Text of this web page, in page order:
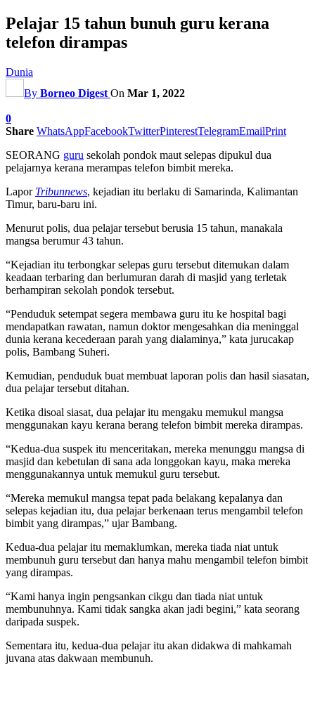
Pelajar 15 tahun bunuh guru kerana
telefon dirampas
Dunia
By Borneo Digest On Mar 1, 2022
0
Share WhatsAppFacebookTwitterPinterestTelegramEmailPrint
SEORANG guru sekolah pondok maut selepas dipukul dua
pelajarnya kerana merampas telefon bimbit mereka.
Lapor Tribunnews, kejadian itu berlaku di Samarinda, Kalimantan
Timur, baru-baru ini.
Menurut polis, dua pelajar tersebut berusia 15 tahun, manakala
mangsa berumur 43 tahun.
“Kejadian itu terbongkar selepas guru tersebut ditemukan dalam
keadaan terbaring dan berlumuran darah di masjid yang terletak
berhampiran sekolah pondok tersebut.
“Penduduk setempat segera membawa guru itu ke hospital bagi
mendapatkan rawatan, namun doktor mengesahkan dia meninggal
dunia kerana kecederaan parah yang dialaminya,” kata jurucakap
polis, Bambang Suheri.
Kemudian, penduduk buat membuat laporan polis dan hasil siasatan,
dua pelajar tersebut ditahan.
Ketika disoal siasat, dua pelajar itu mengaku memukul mangsa
menggunakan kayu kerana berang telefon bimbit mereka dirampas.
“Kedua-dua suspek itu menceritakan, mereka menunggu mangsa di
masjid dan kebetulan di sana ada longgokan kayu, maka mereka
menggunakannya untuk memukul guru tersebut.
“Mereka memukul mangsa tepat pada belakang kepalanya dan
selepas kejadian itu, dua pelajar berkenaan terus mengambil telefon
bimbit yang dirampas,” ujar Bambang.
Kedua-dua pelajar itu memaklumkan, mereka tiada niat untuk
membunuh guru tersebut dan hanya mahu mengambil telefon bimbit
yang dirampas.
“Kami hanya ingin pengsankan cikgu dan tiada niat untuk
membunuhnya. Kami tidak sangka akan jadi begini,” kata seorang
daripada suspek.
Sementara itu, kedua-dua pelajar itu akan didakwa di mahkamah
juvana atas dakwaan membunuh.